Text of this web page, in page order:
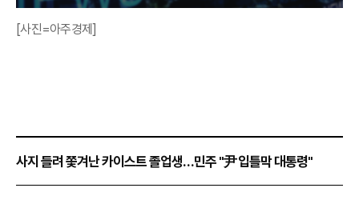
[사진=아주경제]
사지 들려 쫓겨난 카이스트 졸업생…민주 "尹 입틀막 대통령"